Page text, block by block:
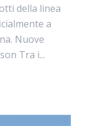
della linea
a
Nuove
Tra i...